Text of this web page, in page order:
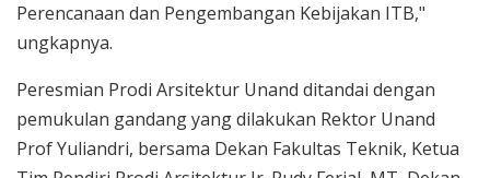
Perencanaan dan Pengembangan Kebijakan ITB,"
ungkapnya.
Peresmian Prodi Arsitektur Unand ditandai dengan
pemukulan gandang yang dilakukan Rektor Unand
Prof Yuliandri, bersama Dekan Fakultas Teknik, Ketua